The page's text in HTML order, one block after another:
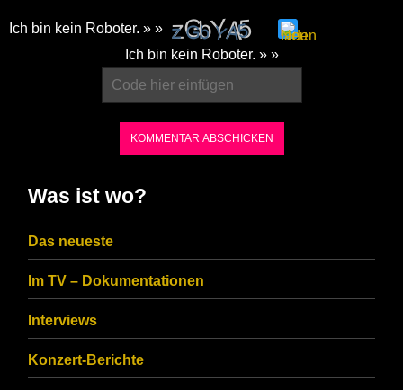
Ich bin kein Roboter. » »
CAPTCHA
ensure
that
you
are
Ich bin kein Roboter. » »
Was ist wo?
Das neueste
Im TV – Dokumentationen
Interviews
Konzert-Berichte